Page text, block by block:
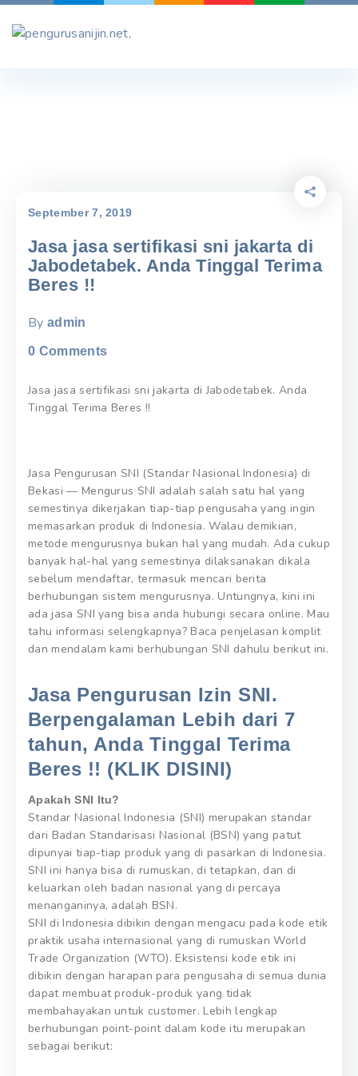
Skip
September 7, 2019
Jasa jasa sertifikasi sni jakarta di
Jabodetabek. Anda Tinggal Terima
Beres !!
By admin
0 Comments
Jasa jasa sertifikasi sni jakarta di Jabodetabek. Anda
Tinggal Terima Beres !!
Jasa Pengurusan SNI (Standar Nasional Indonesia) di
Bekasi — Mengurus SNI adalah salah satu hal yang
semestinya dikerjakan tiap-tiap pengusaha yang ingin
memasarkan produk di Indonesia. Walau demikian,
metode mengurusnya bukan hal yang mudah. Ada cukup
banyak hal-hal yang semestinya dilaksanakan dikala
sebelum mendaftar, termasuk mencari berita
berhubungan sistem mengurusnya. Untungnya, kini ini
ada jasa SNI yang bisa anda hubungi secara online. Mau
tahu informasi selengkapnya? Baca penjelasan komplit
dan mendalam kami berhubungan SNI dahulu berikut ini.
Jasa Pengurusan Izin SNI.
Berpengalaman Lebih dari 7
tahun, Anda Tinggal Terima
Beres !! (KLIK DISINI)
Apakah SNI Itu?
Standar Nasional Indonesia (SNI) merupakan standar
dari Badan Standarisasi Nasional (BSN) yang patut
dipunyai tiap-tiap produk yang di pasarkan di Indonesia.
SNI ini hanya bisa di rumuskan, di tetapkan, dan di
keluarkan oleh badan nasional yang di percaya
menanganinya, adalah BSN.
SNI di Indonesia dibikin dengan mengacu pada kode etik
praktik usaha internasional yang di rumuskan World
Trade Organization (WTO). Eksistensi kode etik ini
dibikin dengan harapan para pengusaha di semua dunia
dapat membuat produk-produk yang tidak
membahayakan untuk customer. Lebih lengkap
berhubungan point-point dalam kode itu merupakan
sebagai berikut: